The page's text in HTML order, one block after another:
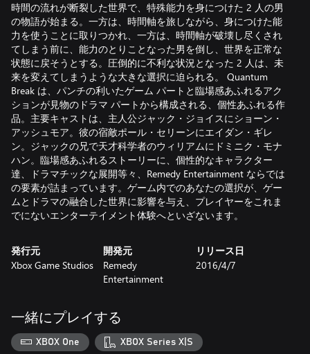
時間の流れが断裂した世界で、特殊能力を身につけた 2 人の男
の物語が始まる。一方は、時間軸を旅しながら、身につけた能
力を使うことに取りつかれ、一方は、時間軸が破壊し尽くされ
てしまう前に、能力のとりことなった男を倒し、世界を正常な
状態に戻そうとする。圧倒的に不利な状況となった 2 人は、未
来を変えてしまうような大きな選択に迫られる。 Quantum
Break は、パンチの利いたゲーム パートと臨場感あふれるアク
ションが見物のドラマ パートから構成される、個性あふれる作
品。主要キャストは、主人公ジャック・ジョイスにショーン・
アッシュモア。彼の宿敵ポール・セリーンにエイダン・ギレ
ン。ジャックの兄で天才科学者のウィリアムにドミニク・モナ
ハン。臨場感あふれるストーリーに、個性的なキャラクター
達、ドラマチックな展開等々、Remedy Entertainment ならでは
の要素が詰まっています。ゲーム内でのあなたの選択が、ゲー
ムとドラマの融合した世界に影響を与え、プレイヤーをこれま
でにないエンターテイメント体験へといざないます。
発行元
Xbox Game Studios
開発元
Remedy
Entertainment
リリース日
2016/4/7
一緒にプレイする
XBOX One XBOX Series X|S